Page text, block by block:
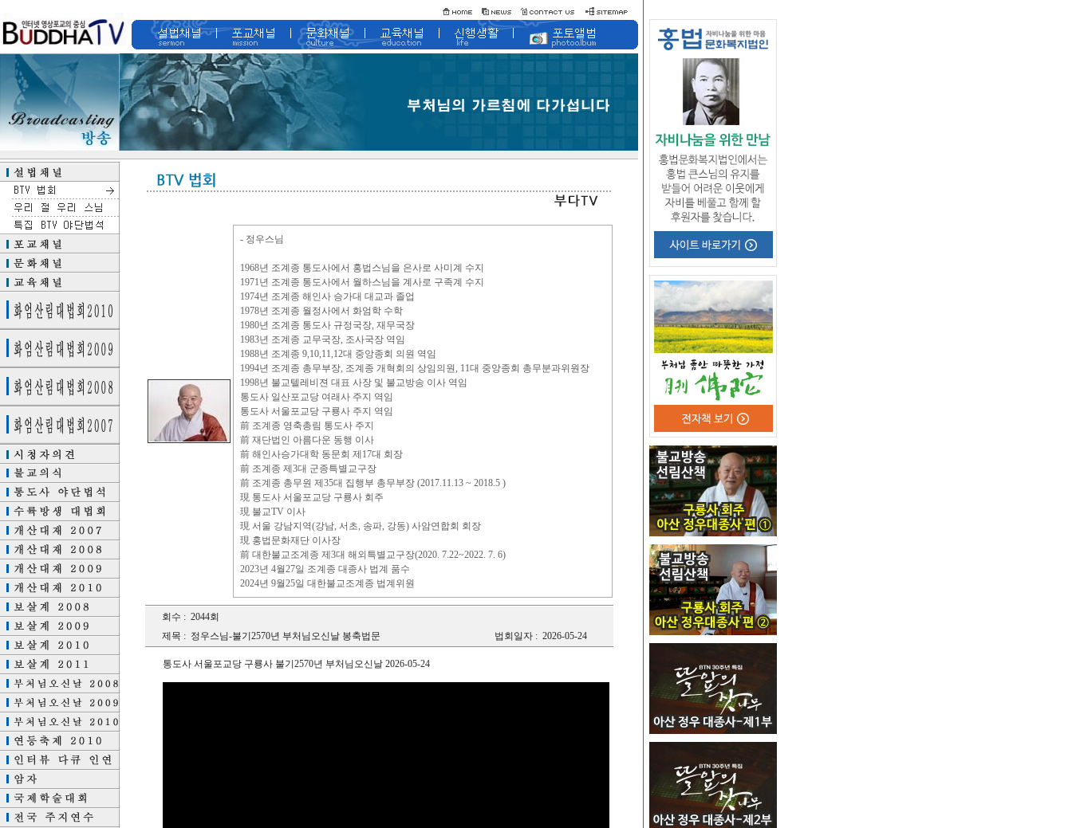
- 정우스님
1968년 조계종 통도사에서 홍법스님을 은사로 사미계 수지
1971년 조계종 통도사에서 월하스님을 계사로 구족계 수지
1974년 조계종 해인사 승가대 대교과 졸업
1978년 조계종 월정사에서 화엄학 수학
1980년 조계종 통도사 규정국장, 재무국장
1983년 조계종 교무국장, 조사국장 역임
1988년 조계종 9,10,11,12대 중앙종회 의원 역임
1994년 조계종 총무부장, 조계종 개혁회의 상임의원, 11대 중앙종회 총무분과위원장
1998년 불교텔레비젼 대표 사장 및 불교방송 이사 역임
통도사 일산포교당 여래사 주지 역임
통도사 서울포교당 구룡사 주지 역임
前 조계종 영축총림 통도사 주지
前 재단법인 아름다운 동행 이사
前 해인사승가대학 동문회 제17대 회장
前 조계종 제3대 군종특별교구장
前 조계종 총무원 제35대 집행부 총무부장 (2017.11.13 ~ 2018.5 )
現 통도사 서울포교당 구룡사 회주
現 불교TV 이사
現 서울 강남지역(강남, 서초, 송파, 강동) 사암연합회 회장
現 홍법문화재단 이사장
前 대한불교조계종 제3대 해외특별교구장(2020. 7.22~2022. 7. 6)
2023년 4월27일 조계종 대종사 법계 품수
2024년 9월25일 대한불교조계종 법계위원
회수 : 2044회
제목 : 정우스님-불기2570년 부처님오신날 봉축법문 법회일자 : 2026-05-24
통도사 서울포교당 구룡사 불기2570년 부처님오신날 2026-05-24